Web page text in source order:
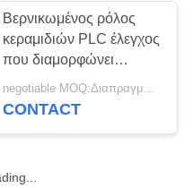
χάλυβα
τη
12
Βερνικωμένος ρόλος
κεραμιδιών PLC έλεγχος
που διαμορφώνει
υδραυλική κουρά κύβων
μηχανών την πιέζοντας
CONTACT